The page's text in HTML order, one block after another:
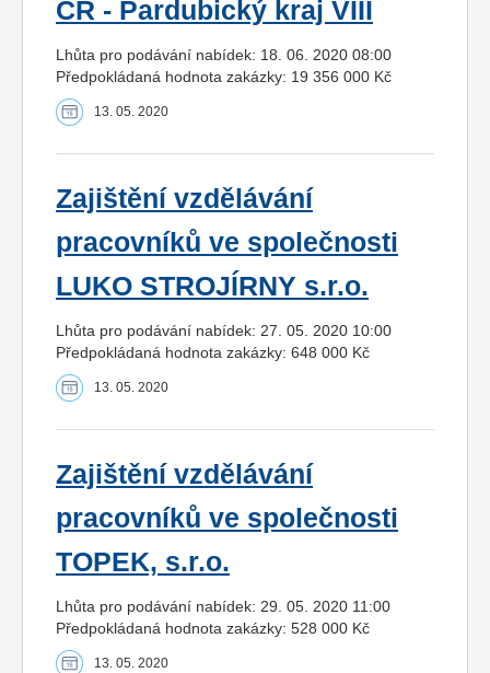
ČR - Pardubický kraj VIII
Lhůta pro podávání nabídek: 18. 06. 2020 08:00
Předpokládaná hodnota zakázky: 19 356 000 Kč
13. 05. 2020
Zajištění vzdělávání
pracovníků ve společnosti
LUKO STROJÍRNY s.r.o.
Lhůta pro podávání nabídek: 27. 05. 2020 10:00
Předpokládaná hodnota zakázky: 648 000 Kč
13. 05. 2020
Zajištění vzdělávání
pracovníků ve společnosti
TOPEK, s.r.o.
Lhůta pro podávání nabídek: 29. 05. 2020 11:00
Předpokládaná hodnota zakázky: 528 000 Kč
13. 05. 2020